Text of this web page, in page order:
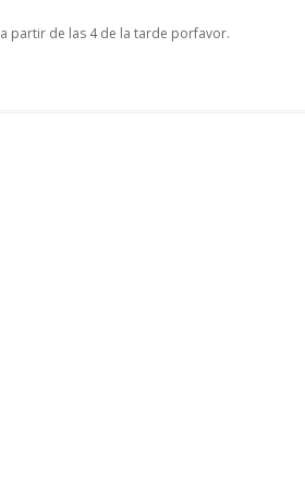
partir de las 4 de la tarde porfavor.